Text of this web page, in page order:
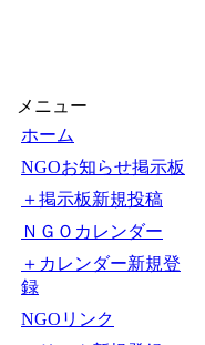
メニュー
ホーム
NGOお知らせ掲示板
＋掲示板新規投稿
ＮＧＯカレンダー
＋カレンダー新規登
録
NGOリンク